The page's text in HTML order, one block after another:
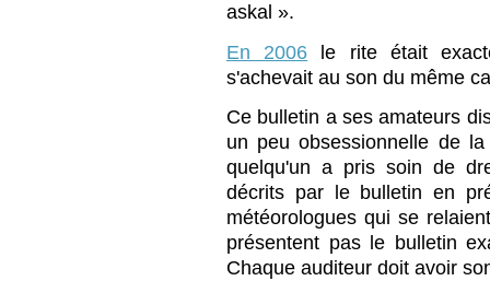
askal ».
En 2006 le rite était
s'achevait au son du même
Ce bulletin a ses amateurs
un peu obsessionnelle de
quelqu'un a pris soin de
décrits par le bulletin en
météorologues qui se
présentent pas le bulletin
Chaque auditeur doit avoir